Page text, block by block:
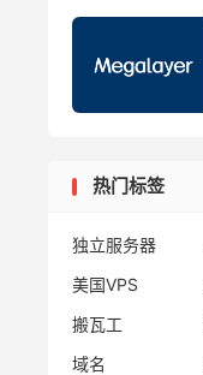
热门标签
独立服务器
美国VPS
搬瓦工
域名